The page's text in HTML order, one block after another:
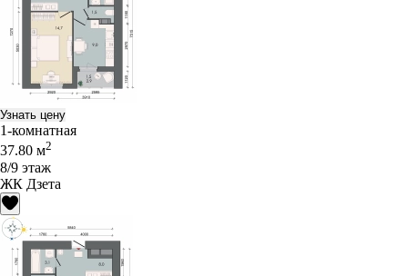
Узнать цену
1-комнатная
37.80 м2
8/9 этаж
ЖК Дзета